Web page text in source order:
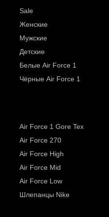
Sale
Женские
Мужские
Детские
Белые Air Force 1
Чёрные Air Force 1
Air Force 1 Gore Tex
Air Force 270
Air Force High
Air Force Mid
Air Force Low
Шлепанцы Nike